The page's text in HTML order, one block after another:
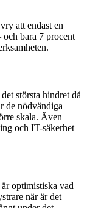
att endast en
och bara 7 procent
största hindret då
de nödvändiga
skala. Även
och IT-säkerhet
optimistiska vad
när är det